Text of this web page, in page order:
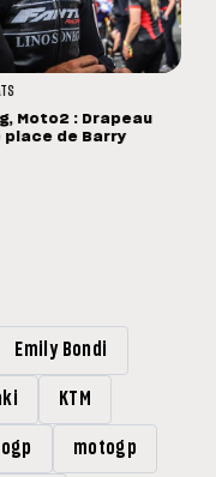
Moto2 : Drapeau
place de Barry
Emily Bondi
KTM
motogp